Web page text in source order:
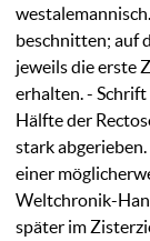
beschnitten; auf
jeweils die erste
erhalten. -
Hälfte der
stark
einer
Weltchronik-
später im